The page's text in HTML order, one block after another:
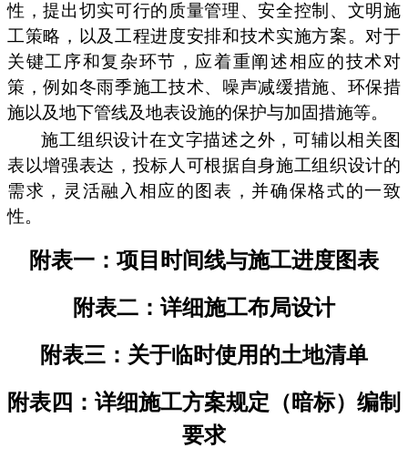
性，提出切实可行的质量管理、安全控制、文明施
工策略，以及工程进度安排和技术实施方案。对于
关键工序和复杂环节，应着重阐述相应的技术对
策，例如冬雨季施工技术、噪声减缓措施、环保措
施以及地下管线及地表设施的保护与加固措施等。
施工组织设计在文字描述之外，可辅以相关图
表以增强表达，投标人可根据自身施工组织设计的
需求，灵活融入相应的图表，并确保格式的一致
性。
附表一：项目时间线与施工进度图表
附表二：详细施工布局设计
附表三：关于临时使用的土地清单
附表四：详细施工方案规定（暗标）编制
要求